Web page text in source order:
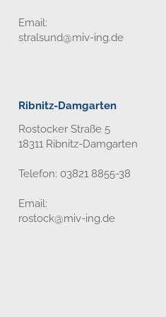
Email:
stralsund@miv-ing.de
Ribnitz-Damgarten
Rostocker Straße 5
18311 Ribnitz-Damgarten
Telefon: 03821 8855-38
Email:
rostock@miv-ing.de